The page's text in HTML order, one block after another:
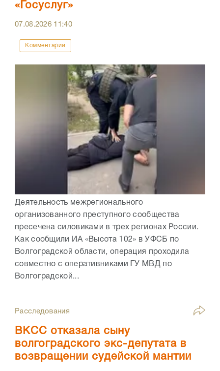
«Госуслуг»
07.08.2026 11:40
Комментарии
Деятельность межрегионального
организованного преступного сообщества
пресечена силовиками в трех регионах России.
Как сообщили ИА «Высота 102» в УФСБ по
Волгоградской области, операция проходила
совместно с оперативниками ГУ МВД по
Волгоградской...
Расследования
ВКСС отказала сыну
волгоградского экс-депутата в
возвращении судейской мантии